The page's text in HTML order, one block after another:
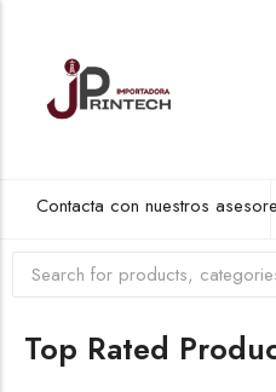
Contacta con nuestros
Top Rated